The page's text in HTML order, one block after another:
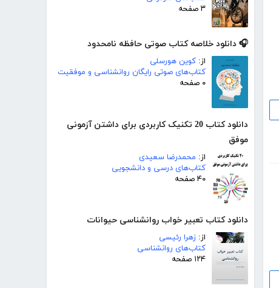
۳ صفحه
🎧 دانلود خلاصه کتاب صوتی حافظه نامحدود
از: کوین هورسلی
کتاب‌های صوتی رایگان روانشناسی و موفقیت
۰ صفحه
دانلود کتاب 20 تکنیک کاربردی برای داشتن آزمونی
موفق
از: محمدرضا سعیدی
کتاب‌های درسی و دانشجویی
۴۰ صفحه
دانلود کتاب تعبیر خواب روانشناسی حیوانات
از: زهرا رئیسی
کتاب‌های روانشناسی
۱۲۴ صفحه